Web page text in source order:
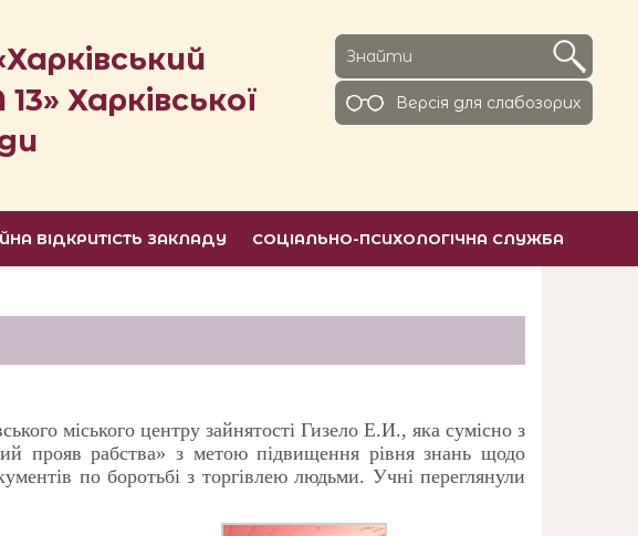
Харківської
Версiя для слабозорих
ВІДКРИТІСТЬ ЗАКЛАДУ СОЦІАЛЬНО-ПСИХОЛОГІЧНА СЛУЖБА
міського центру зайнятості Гизело Е.И., яка сумісно з
прояв рабства» з метою підвищення рівня знань щодо
по боротьбі з торгівлею людьми. Учні переглянули